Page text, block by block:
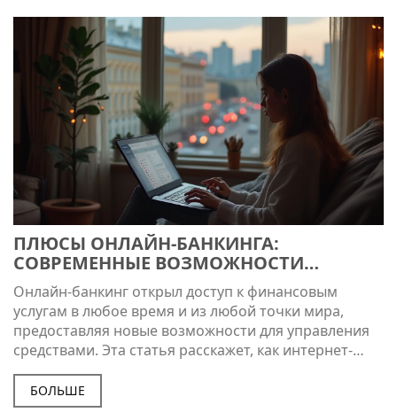
ПЛЮСЫ ОНЛАЙН-БАНКИНГА:
СОВРЕМЕННЫЕ ВОЗМОЖНОСТИ
ФИНАНСОВЫХ УСЛУГ
Онлайн-банкинг открыл доступ к финансовым
услугам в любое время и из любой точки мира,
предоставляя новые возможности для управления
средствами. Эта статья расскажет, как интернет-
банкинг влияет на повседневную жизнь и какие
преимущества могут получить пользователи. Вы
узнаете о ключевых функциях онлайн-сервисов и о
БОЛЬШЕ